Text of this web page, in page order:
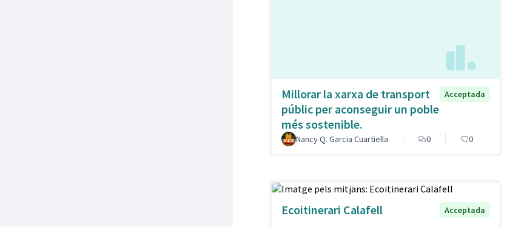
Millorar la xarxa de transport
públic per aconseguir un poble
més sostenible.
Acceptada
Nancy Q. Garcia Cuartiella 0 0
Ecoitinerari Calafell Acceptada